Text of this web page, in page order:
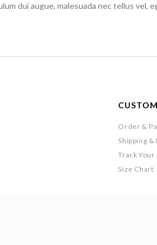
dui augue, malesuada nec tellus vel,
Order &
Shipping &
Track Your
Size Chart